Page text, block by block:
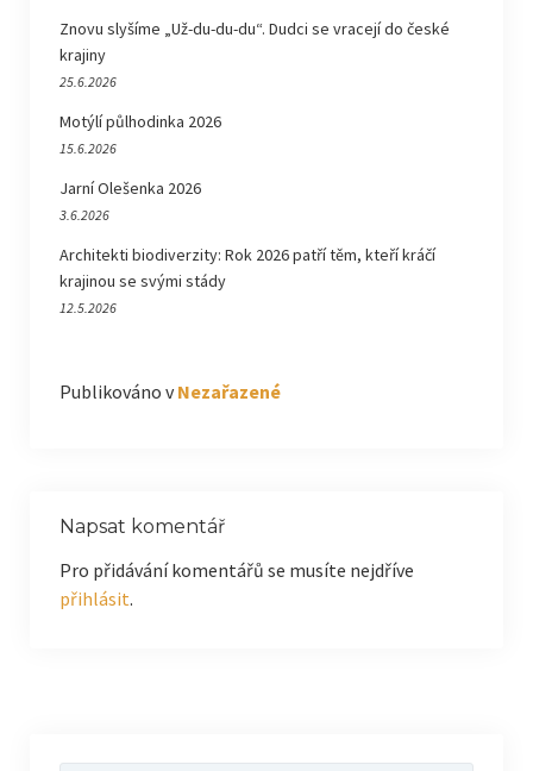
Znovu slyšíme „Už-du-du-du“. Dudci se vracejí do české
krajiny
25.6.2026
Motýlí půlhodinka 2026
15.6.2026
Jarní Olešenka 2026
3.6.2026
Architekti biodiverzity: Rok 2026 patří těm, kteří kráčí
krajinou se svými stády
12.5.2026
Publikováno v Nezařazené
Napsat komentář
Pro přidávání komentářů se musíte nejdříve
přihlásit.